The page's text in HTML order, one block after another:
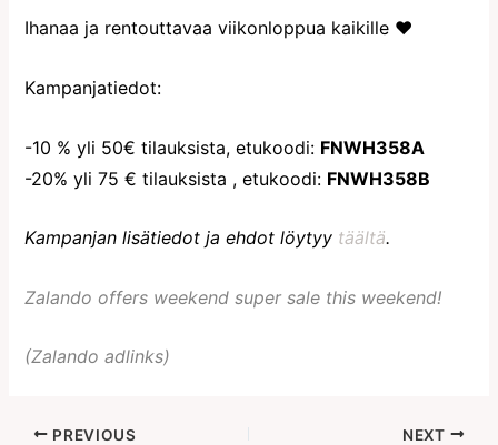
Ihanaa ja rentouttavaa viikonloppua kaikille ♥
Kampanjatiedot:
-10 % yli 50€ tilauksista, etukoodi: FNWH358A
-20% yli 75 € tilauksista , etukoodi: FNWH358B
Kampanjan lisätiedot ja ehdot löytyy täältä.
Zalando offers weekend super sale this weekend!
(Zalando adlinks)
PREVIOUS NEXT